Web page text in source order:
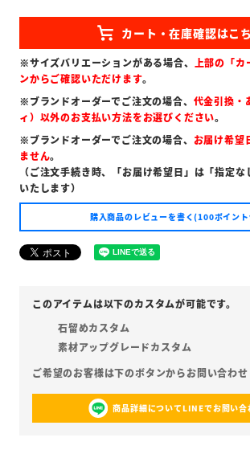
※サイズバリエーションがある場合、 上部の「カ
ンからご確認いただけます。
※ブランドオーダーでご注文の場合、 代金引換・
ィ）以外のお支払い方法をお選びください。
※ブランドオーダーでご注文の場合、 お届け希望
ません。
（ご注文手続き時、「お届け希望日」は「指定
いたします）
購入商品のレビューを書く(100ポイン
石留めカスタム
素材アップグレードカスタム
商品詳細についてLINEでお問い合